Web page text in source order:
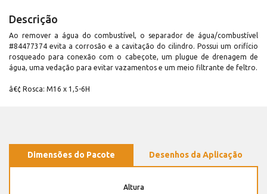
Descrição
Ao remover a água do combustível, o separador de água/combustível
#84477374 evita a corrosão e a cavitação do cilindro. Possui um orifício
rosqueado para conexão com o cabeçote, um plugue de drenagem de
água, uma vedação para evitar vazamentos e um meio filtrante de feltro.
â€¢ Rosca: M16 x 1,5-6H
Dimensões do Pacote Desenhos da Aplicação
Altura